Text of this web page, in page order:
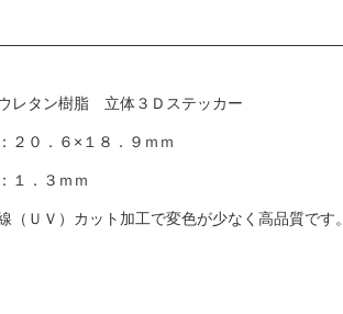
レタン樹脂 立体３Ｄステッカー
２０．６×１８．９ｍｍ
１．３ｍｍ
（ＵＶ）カット加工で変色が少なく高品質です。